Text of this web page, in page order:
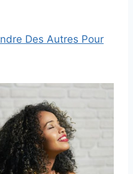
Des Autres Pour